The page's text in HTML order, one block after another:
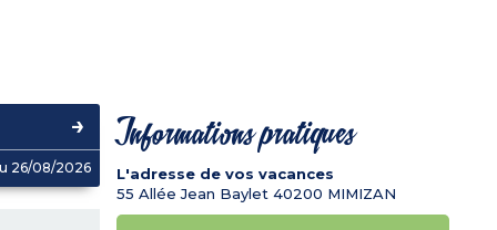
26/08/2026
Informations pratiques
L'adresse de vos vacances
55 Allée Jean Baylet 40200 MIMIZAN